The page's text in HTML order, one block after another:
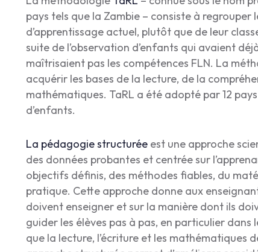
pays tels que la Zambie – consiste à
d’apprentissage actuel, plutôt que de leur
suite de l’observation d’enfants qui avaient
maîtrisaient pas les compétences FLN. La
acquérir les bases de la lecture, de la
mathématiques. TaRL a été adopté par 12
d’enfants.
La pédagogie structuréeest une approche
des données probantes et centrée sur
objectifs définis, des méthodes fiables, du
pratique. Cette approche donne aux
doivent enseigner et sur la manière dont ils
guider les élèves pas à pas, en particulier
que la lecture, l’écriture et les mathématiques